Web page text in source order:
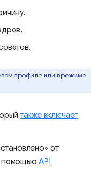
профиле или в режиме
также включает
от
помощью API